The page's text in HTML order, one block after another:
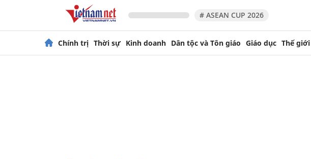
# ASEAN CUP 2026
Chính trị Thời sự Kinh doanh Dân tộc và Tôn giáo Giáo dục Thế giới